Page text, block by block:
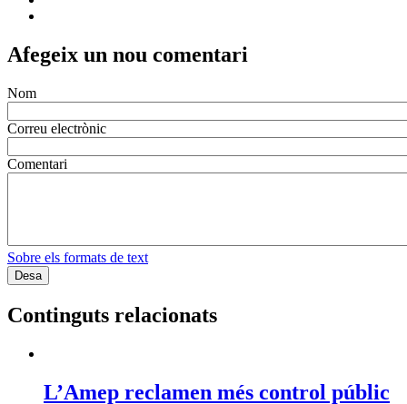
Afegeix un nou comentari
Nom
Correu electrònic
Comentari
Sobre els formats de text
Continguts relacionats
L’Amep reclamen més control públic